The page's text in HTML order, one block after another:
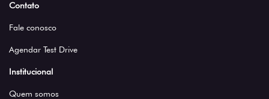
Contato
Fale conosco
Agendar Test Drive
Institucional
Quem somos